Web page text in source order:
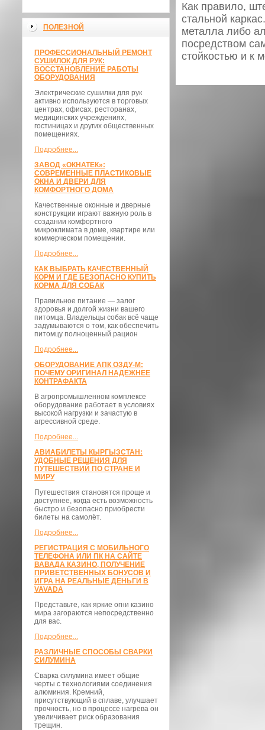
ПОЛЕЗНОЙ
ПРОФЕССИОНАЛЬНЫЙ РЕМОНТ
СУШИЛОК ДЛЯ РУК:
ВОССТАНОВЛЕНИЕ РАБОТЫ
ОБОРУДОВАНИЯ
Электрические сушилки для рук
активно используются в торговых
центрах, офисах, ресторанах,
медицинских учреждениях,
гостиницах и других общественных
помещениях.
Подробнее...
ЗАВОД «ОКНАТЕК»:
СОВРЕМЕННЫЕ ПЛАСТИКОВЫЕ
ОКНА И ДВЕРИ ДЛЯ
КОМФОРТНОГО ДОМА
Качественные оконные и дверные
конструкции играют важную роль в
создании комфортного
микроклимата в доме, квартире или
коммерческом помещении.
Подробнее...
КАК ВЫБРАТЬ КАЧЕСТВЕННЫЙ
КОРМ И ГДЕ БЕЗОПАСНО КУПИТЬ
КОРМА ДЛЯ СОБАК
Правильное питание — залог
здоровья и долгой жизни вашего
питомца. Владельцы собак всё чаще
задумываются о том, как обеспечить
питомцу полноценный рацион
Подробнее...
ОБОРУДОВАНИЕ АПК ОЗДУ-М:
ПОЧЕМУ ОРИГИНАЛ НАДЕЖНЕЕ
КОНТРАФАКТА
В агропромышленном комплексе
оборудование работает в условиях
высокой нагрузки и зачастую в
агрессивной среде.
Подробнее...
АВИАБИЛЕТЫ КЫРГЫЗСТАН:
УДОБНЫЕ РЕШЕНИЯ ДЛЯ
ПУТЕШЕСТВИЙ ПО СТРАНЕ И
МИРУ
Путешествия становятся проще и
доступнее, когда есть возможность
быстро и безопасно приобрести
билеты на самолёт.
Подробнее...
РЕГИСТРАЦИЯ С МОБИЛЬНОГО
ТЕЛЕФОНА ИЛИ ПК НА САЙТЕ
ВАВАДА КАЗИНО, ПОЛУЧЕНИЕ
ПРИВЕТСТВЕННЫХ БОНУСОВ И
ИГРА НА РЕАЛЬНЫЕ ДЕНЬГИ В
VAVADA
Представьте, как яркие огни казино
мира загораются непосредственно
для вас.
Подробнее...
РАЗЛИЧНЫЕ СПОСОБЫ СВАРКИ
СИЛУМИНА
Сварка силумина имеет общие
черты с технологиями соединения
алюминия. Кремний,
присутствующий в сплаве, улучшает
прочность, но в процессе нагрева он
увеличивает риск образования
трещин.
Как правило,
стальной
металла либо
посредством
стойкостью и к